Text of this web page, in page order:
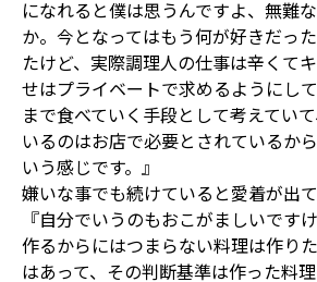
になれると僕は思うんですよ、無難
か。今となってはもう何が好きだっ
たけど、実際調理人の仕事は辛くて
せはプライベートで求めるようにし
まで食べていく手段として考えてい
いるのはお店で必要とされているか
いう感じです。』
嫌いな事でも続けていると愛着が出て
『自分でいうのもおこがましいです
作るからにはつまらない料理は作り
はあって、その判断基準は作った料